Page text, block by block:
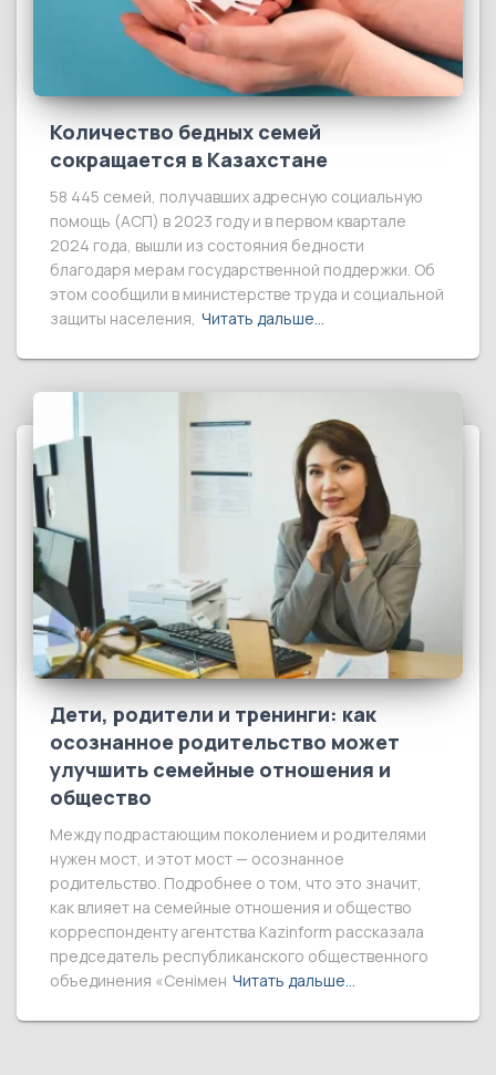
Количество бедных семей
сокращается в Казахстане
58 445 семей, получавших адресную социальную
помощь (АСП) в 2023 году и в первом квартале
2024 года, вышли из состояния бедности
благодаря мерам государственной поддержки. Об
этом сообщили в министерстве труда и социальной
защиты населения, Читать дальше…
Дети, родители и тренинги: как
осознанное родительство может
улучшить семейные отношения и
общество
Между подрастающим поколением и родителями
нужен мост, и этот мост — осознанное
родительство. Подробнее о том, что это значит,
как влияет на семейные отношения и общество
корреспонденту агентства Kazinform рассказала
председатель республиканского общественного
объединения «Сенімен Читать дальше…